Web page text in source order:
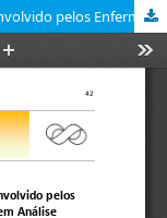
Comunicação no Processo Educativo Desenvolvido pelos Enfermeiros: As Tecnologias de Saúde em Análise